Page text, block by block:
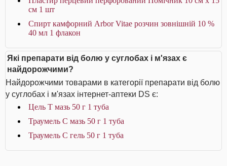
см 1 шт
Спирт камфорний Arbor Vitae розчин зовнішній 10 %
40 мл 1 флакон
Які препарати від болю у суглобах і м'язах є
найдорожчими?
Найдорожчими товарами в категорії препарати від болю
у суглобах і м'язах інтернет-аптеки DS є:
Цель Т мазь 50 г 1 туба
Траумель С мазь 50 г 1 туба
Траумель С гель 50 г 1 туба